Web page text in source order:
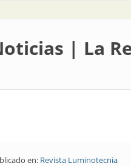
| La
en: Revista Luminotecnia